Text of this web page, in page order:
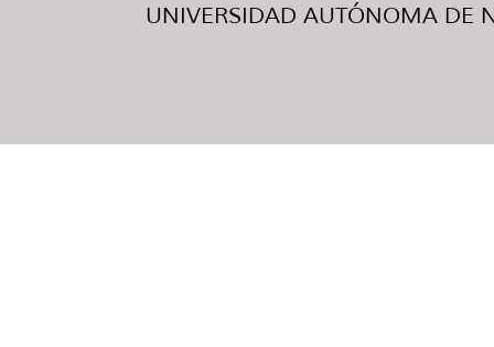
UNIVERSIDAD AUTÓNOMA DE